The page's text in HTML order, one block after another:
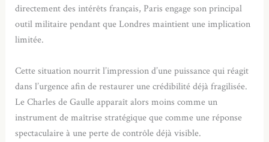
directement des intérêts français, Paris engage son principal
outil militaire pendant que Londres maintient une implication
limitée.
Cette situation nourrit l’impression d’une puissance qui réagit
dans l’urgence afin de restaurer une crédibilité déjà fragilisée.
Le Charles de Gaulle apparaît alors moins comme un
instrument de maîtrise stratégique que comme une réponse
spectaculaire à une perte de contrôle déjà visible.